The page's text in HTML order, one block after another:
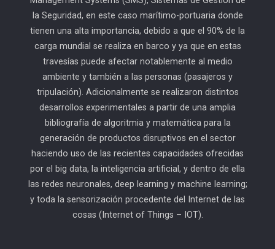
la Seguridad, en este caso marítimo-portuaria donde
tienen una alta importancia, debido a que el 90% de la
carga mundial se realiza en barco y ya que en estas
travesías puede afectar notablemente al medio
ambiente y también a las personas (pasajeros y
tripulación). Adicionalmente se realizaron distintos
desarrollos experimentales a partir de una amplia
bibliografía de algoritmia y matemática para la
generación de productos disruptivos en el sector
haciendo uso de las recientes capacidades ofrecidas
por el big data, la inteligencia artificial, y dentro de ella
las redes neuronales, deep learning y machine learning;
y toda la sensorización procedente del Internet de las
cosas (Internet of Things – IOT).